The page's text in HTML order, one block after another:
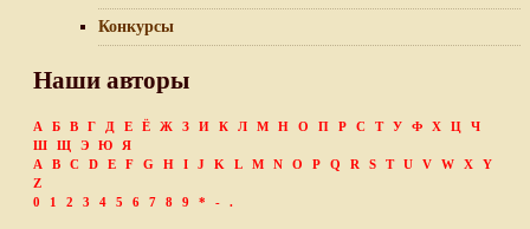
Конкурсы
Наши авторы
А Б В Г Д Е Ё Ж З И К Л М Н О П Р С Т У Ф Х Ц
Ч
Ш
Щ Э Ю
Я
A
B C D E F G H I J K L M N O P Q R S T U V W X
Y
Z
0
1 2 3 4 5 6 7 8 9 * - .